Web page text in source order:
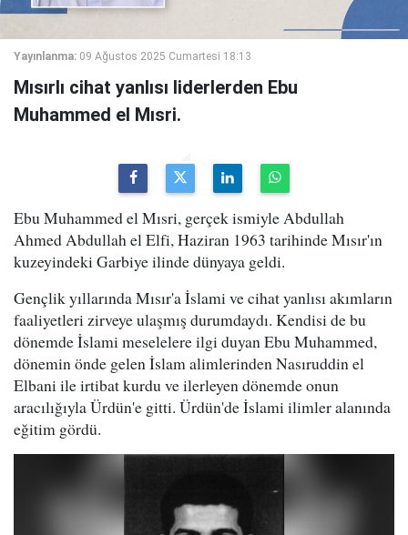
Yayınlanma: 09 Ağustos 2025 Cumartesi 18:13
Mısırlı cihat yanlısı liderlerden Ebu
Muhammed el Mısri.
Ebu Muhammed el Mısri, gerçek ismiyle Abdullah
Ahmed Abdullah el Elfi, Haziran 1963 tarihinde Mısır'ın
kuzeyindeki Garbiye ilinde dünyaya geldi.
Gençlik yıllarında Mısır'a İslami ve cihat yanlısı akımların
faaliyetleri zirveye ulaşmış durumdaydı. Kendisi de bu
dönemde İslami meselelere ilgi duyan Ebu Muhammed,
dönemin önde gelen İslam alimlerinden Nasıruddin el
Elbani ile irtibat kurdu ve ilerleyen dönemde onun
aracılığıyla Ürdün'e gitti. Ürdün'de İslami ilimler alanında
eğitim gördü.